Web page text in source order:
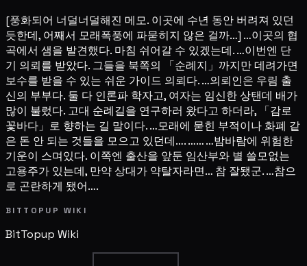
[풍화되어 너덜너덜해진 메모. 이곳에 수년 동안 버려져 있던
듯한데, 어째서 모래폭풍에 파묻히지 않은 걸까…] …이곳의 협
곡에서 샘을 발견했다. 마침 쉬어갈 수 있겠는데. …이번엔 단
기 의뢰를 받았다. 그들을 북쪽의 「순례지」까지만 데려가면
보수를 받을 수 있는 쉬운 가이드 의뢰다. …의뢰인은 우림 출
신의 부부다. 둘 다 인론파 학자고, 여자는 임신한 상탠데 배가
많이 불렀다. 고대 순례길을 연구하러 왔다고 하더라, 「감로
꽃바다」로 향하는 길 말이다. …모래에 묻힌 부적이나 화폐 같
은 돈 안 되는 것들을 모으고 있던데…. …… …밤바람에 위험한
기운이 스며있다. 이쪽엔 출산을 앞둔 임산부와 별 쓸모없는
고용주가 있는데, 만약 상대가 약탈자라면… 참 잘됐군. …참으
로 곤란하게 됐어….
BITTOPUP WIKI
BitTopup Wiki